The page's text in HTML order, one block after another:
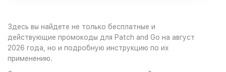
Здесь вы найдете не только бесплатные и
действующие промокоды для Patch and Go на август
2026 года, но и подробную инструкцию по их
применению.